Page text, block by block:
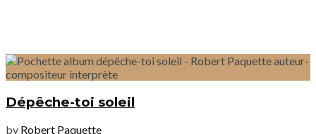
Dépêche-toi soleil
by Robert Paquette